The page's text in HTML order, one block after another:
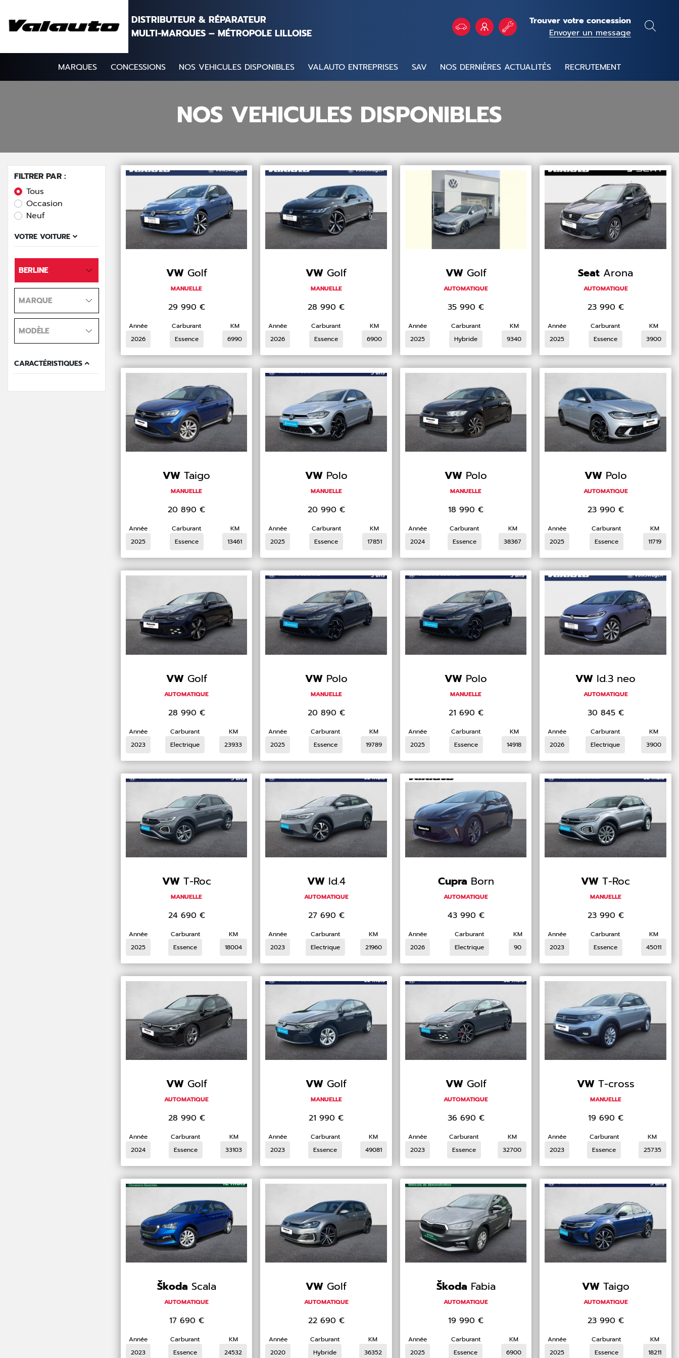
DISTRIBUTEUR & RÉPARATEUR
MULTI-MARQUES – MÉTROPOLE LILLOISE
Trouver votre concession
Envoyer un message
MARQUES CONCESSIONS NOS VEHICULES DISPONIBLES VALAUTO ENTREPRISES SAV NOS DERNIÈRES ACTUALITÉS RECRUTEMENT
NOS VEHICULES DISPONIBLES
FILTRER PAR :
Tous
Occasion
Neuf
VOTRE VOITURE
BERLINE
MARQUE
MODÈLE
CARACTÉRISTIQUES
VW Golf
MANUELLE
29 990 €
Année
2026
Carburant
Essence
KM
6990
VW Golf
MANUELLE
28 990 €
Année
2026
Carburant
Essence
KM
6900
VW Golf
AUTOMATIQUE
35 990 €
Année
2025
Carburant
Hybride
KM
9340
Seat Arona
AUTOMATIQUE
23 990 €
Année
2025
Carburant
Essence
KM
3900
VW Taigo
MANUELLE
20 890 €
Année
2025
Carburant
Essence
KM
13461
VW Polo
MANUELLE
20 990 €
Année
2025
Carburant
Essence
KM
17851
VW Polo
MANUELLE
18 990 €
Année
2024
Carburant
Essence
KM
38367
VW Polo
AUTOMATIQUE
23 990 €
Année
2025
Carburant
Essence
KM
11719
VW Golf
AUTOMATIQUE
28 990 €
Année
2023
Carburant
Electrique
KM
23933
VW Polo
MANUELLE
20 890 €
Année
2025
Carburant
Essence
KM
19789
VW Polo
MANUELLE
21 690 €
Année
2025
Carburant
Essence
KM
14918
VW Id.3 neo
AUTOMATIQUE
30 845 €
Année
2026
Carburant
Electrique
KM
3900
VW T-Roc
MANUELLE
24 690 €
Année
2025
Carburant
Essence
KM
18004
VW Id.4
AUTOMATIQUE
27 690 €
Année
2023
Carburant
Electrique
KM
21960
Cupra Born
AUTOMATIQUE
43 990 €
Année
2026
Carburant
Electrique
KM
90
VW T-Roc
MANUELLE
23 990 €
Année
2023
Carburant
Essence
KM
45011
VW Golf
AUTOMATIQUE
28 990 €
Année
2024
Carburant
Essence
KM
33103
VW Golf
MANUELLE
21 990 €
Année
2023
Carburant
Essence
KM
49081
VW Golf
AUTOMATIQUE
36 690 €
Année
2023
Carburant
Essence
KM
32700
VW T-cross
MANUELLE
19 690 €
Année
2023
Carburant
Essence
KM
25735
Škoda Scala
AUTOMATIQUE
17 690 €
Année
2023
Carburant
Essence
KM
24532
VW Golf
AUTOMATIQUE
22 690 €
Année
2020
Carburant
Hybride
KM
36352
Škoda Fabia
AUTOMATIQUE
19 990 €
Année
2025
Carburant
Essence
KM
6900
VW Taigo
AUTOMATIQUE
23 990 €
Année
2025
Carburant
Essence
KM
18211